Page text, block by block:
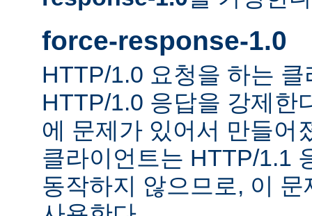
force-response-1.0
HTTP/1.0 요청을 하는
HTTP/1.0 응답을 강제한
에 문제가 있어서 만들어
클라이언트는 HTTP/1.1
동작하지 않으므로, 이